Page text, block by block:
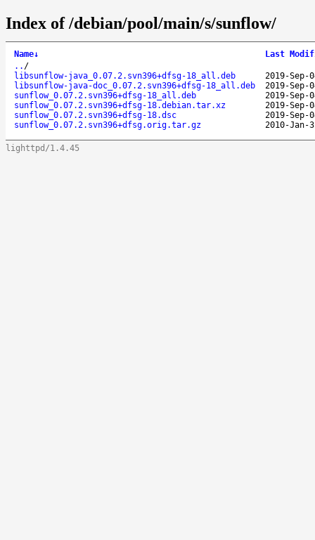
Index of /debian/pool/main/s/sunflow/
Name↓
Last
.. /
libsunflow-java_0.07.2.svn396+dfsg-18_all.deb
2019-Sep-
libsunflow-java-doc_0.07.2.svn396+dfsg-18_all.deb
2019-Sep-
sunflow_0.07.2.svn396+dfsg-18_all.deb
2019-Sep-
sunflow_0.07.2.svn396+dfsg-18.debian.tar.xz
2019-Sep-
sunflow_0.07.2.svn396+dfsg-18.dsc
2019-Sep-
sunflow_0.07.2.svn396+dfsg.orig.tar.gz
2010-Jan-
lighttpd/1.4.45